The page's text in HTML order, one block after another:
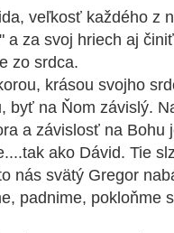
veľkosť každého z
a za svoj hriech aj
zo srdca.
krásou svojho
byť na Ňom závislý.
a závislosť na Bohu
ako Dávid. Tie
nás svätý Gregor
padnime, pokloňme